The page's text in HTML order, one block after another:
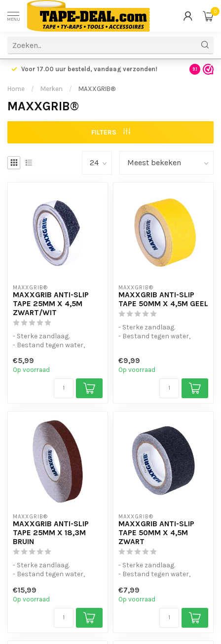
MENU
0
Voor 17.00 uur besteld, vandaag verzonden! 9.1
Home / Merken / MAXXGRIB®
MAXXGRIB®
FILTERS
MAXXGRIB®
MAXXGRIB ANTI-SLIP
TAPE 25MM X 4,5M
ZWART/WIT
- Sterke zandlaag.
- Bestand tegen water,
- Is eenvo...
€5,99
Op voorraad
MAXXGRIB®
MAXXGRIB ANTI-SLIP
TAPE 50MM X 4,5M GEEL
- Sterke zandlaag.
- Bestand tegen water,
€9,99
Op voorraad
MAXXGRIB®
MAXXGRIB ANTI-SLIP
TAPE 25MM X 18,3M
BRUIN
- Sterke zandlaag.
- Bestand tegen water,
- Is eenvo...
€15,99
Op voorraad
MAXXGRIB®
MAXXGRIB ANTI-SLIP
TAPE 50MM X 4,5M
ZWART
- Sterke zandlaag.
- Bestand tegen water,
- Is eenvo...
€7,99
Op voorraad